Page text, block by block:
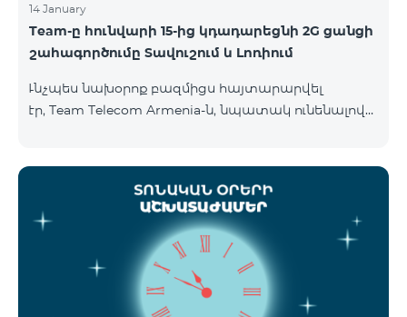
ցանկը ըստ մարզեր
14 January
Team-ը հունվարի 15-ից կդադարեցնի 2G ցանցի
շահագործումը Տավուշում և Լոռիում
Ւնչպես նախօրոք բազմիցս հայտարարվել
էր, Team Telecom Armenia-ն, նպատակ ունենալով
կունենա փուլային տարբերակով: Առաջին փուլով
ցանցը կանջատվի Տավուշի և Լոռու մարզերում՝
2026թ.-ի հունվարի 15-ից: Ծառայությունների
անխափան հասանելությունն ապահովելու
նպատակով շարունակում է գործել հատուկ
առաջարկ, որը հնարավորություն է ընձեռում ձեռք